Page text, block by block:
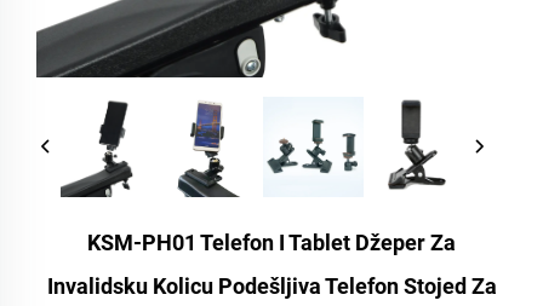
KSM-PH01 Telefon I Tablet Džeper Za
Invalidsku Kolicu Podešljiva Telefon Stojed Za